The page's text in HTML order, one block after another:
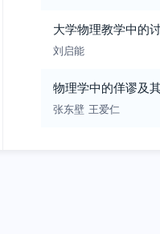
大学物理教学中的
刘启能
物理学中的佯谬及
张东壁 王爱仁